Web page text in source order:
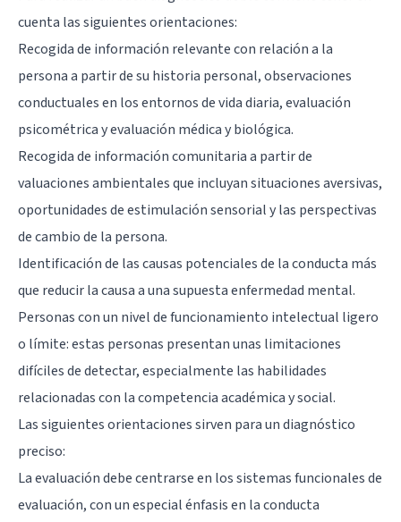
cuenta las siguientes orientaciones:
Recogida de información relevante con relación a la
persona a partir de su historia personal, observaciones
conductuales en los entornos de vida diaria, evaluación
psicométrica y evaluación médica y biológica.
Recogida de información comunitaria a partir de
valuaciones ambientales que incluyan situaciones aversivas,
oportunidades de estimulación sensorial y las perspectivas
de cambio de la persona.
Identificación de las causas potenciales de la conducta más
que reducir la causa a una supuesta enfermedad mental.
Personas con un nivel de funcionamiento intelectual ligero
o límite: estas personas presentan unas limitaciones
difíciles de detectar, especialmente las habilidades
relacionadas con la competencia académica y social.
Las siguientes orientaciones sirven para un diagnóstico
preciso:
La evaluación debe centrarse en los sistemas funcionales de
evaluación, con un especial énfasis en la conducta